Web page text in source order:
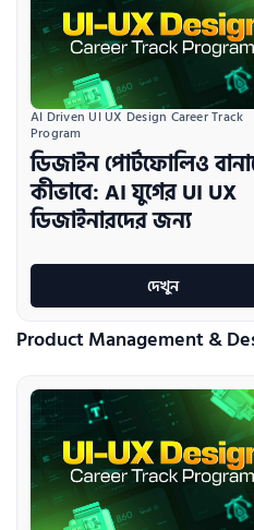
AI Driven UI UX Design Career Track
Program
ডিজাইন পোর্টফোলিও
কীভাবে: AI যুগের UI UX
ডিজাইনারদের জন্য
দেখুন
Product Management &